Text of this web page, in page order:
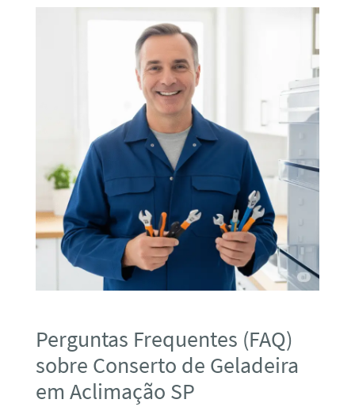
Perguntas Frequentes (FAQ)
sobre Conserto de Geladeira
em Aclimação SP